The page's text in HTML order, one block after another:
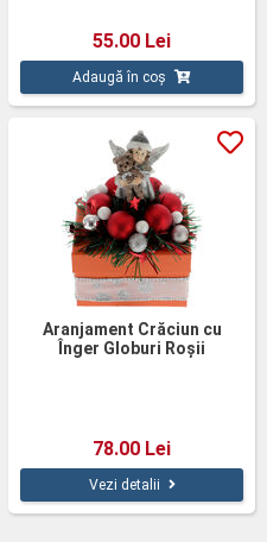
55.00 Lei
Adaugă în coș
Aranjament Crăciun cu
Înger Globuri Roșii
78.00 Lei
Vezi detalii